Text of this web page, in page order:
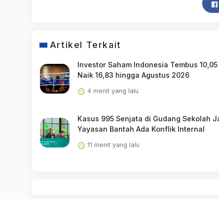
Artikel Terkait
Investor Saham Indonesia Tembus
Naik 16,83 hingga Agustus 2026
4 menit yang lalu
Kasus 995 Senjata di Gudang Sekolah
Yayasan Bantah Ada Konflik Internal
11 menit yang lalu